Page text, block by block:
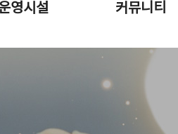
영시설 커뮤니티